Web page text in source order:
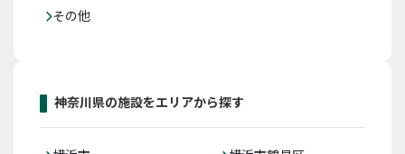
その他
神奈川県の施設をエリアから探す